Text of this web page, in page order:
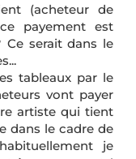
(acheteur de
payement est
Ce serait dans le
tableaux par le
vont payer
artiste qui tient
dans le cadre de
je